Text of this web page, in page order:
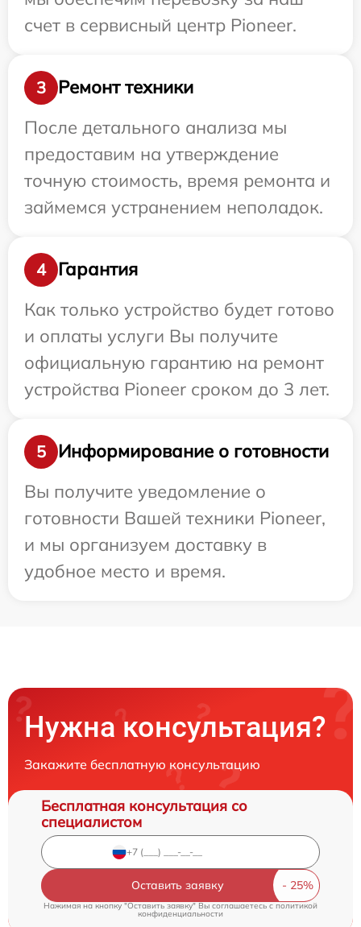
счет в сервисный центр Pioneer.
3
Ремонт техники
После детального анализа мы
предоставим на утверждение
точную стоимость, время ремонта и
займемся устранением неполадок.
4
Гарантия
Как только устройство будет готово
и оплаты услуги Вы получите
официальную гарантию на ремонт
устройства Pioneer сроком до 3 лет.
5
Информирование о готовности
Вы получите уведомление о
готовности Вашей техники Pioneer,
и мы организуем доставку в
удобное место и время.
Нужна консультация?
Закажите бесплатную консультацию
Бесплатная консультация со
специалистом
Оставить заявку
Нажимая на кнопку "Оставить заявку" Вы соглашаетесь cполитикой
конфиденциальности